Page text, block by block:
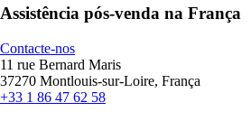
Assistência pós-venda na França
Contacte-nos
11 rue Bernard Maris
37270 Montlouis-sur-Loire, França
+33 1 86 47 62 58